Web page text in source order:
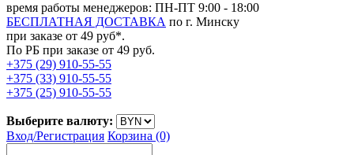
время работы менеджеров: ПН-ПТ 9:00 - 18:00
БЕСПЛАТНАЯ ДОСТАВКА по г. Минску
при заказе от 49 руб*.
По РБ при заказе от 49 руб.
+375 (29) 910-55-55
+375 (33) 910-55-55
+375 (25) 910-55-55
Выберите валюту:
Вход/Регистрация Корзина (0)